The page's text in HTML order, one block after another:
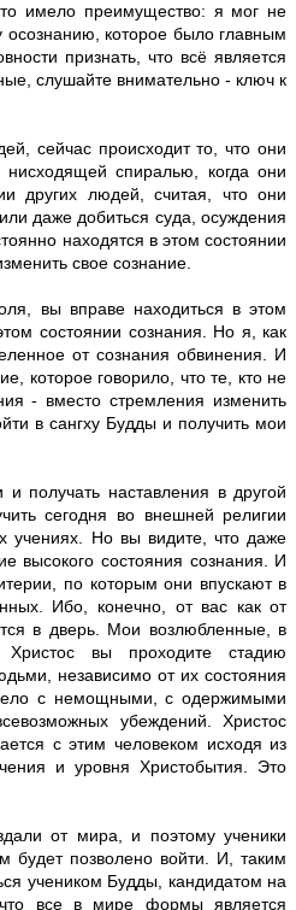
имело преимущество: я мог не
осознанию, которое было главным
признать, что всё является
слушайте внимательно - ключ к
сейчас происходит то, что они
спиралью, когда они
других людей, считая, что они
даже добиться суда, осуждения
находятся в этом состоянии
свое сознание.
вы вправе находиться в этом
состоянии сознания. Но я, как
от сознания обвинения. И
которое говорило, что те, кто не
- вместо стремления изменить
в сангху Будды и получить мои
получать наставления в другой
сегодня во внешней религии
учениях. Но вы видите, что даже
высокого состояния сознания. И
по которым они впускают в
Ибо, конечно, от вас как от
в дверь. Мои возлюбленные, в
Христос вы проходите стадию
независимо от их состояния
с немощными, с одержимыми
убеждений. Христос
с этим человеком исходя из
и уровня Христобытия. Это
от мира, и поэтому ученики
позволено войти. И, таким
учеником Будды, кандидатом на
все в мире формы является